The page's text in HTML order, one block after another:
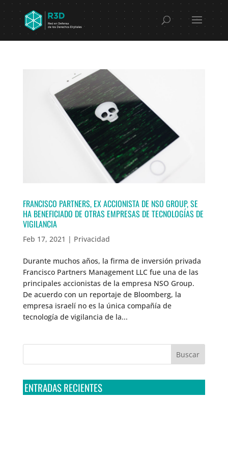
FRANCISCO PARTNERS, EX ACCIONISTA DE NSO GROUP, SE
HA BENEFICIADO DE OTRAS EMPRESAS DE TECNOLOGÍAS DE
VIGILANCIA
Feb 17, 2021 | Privacidad
Durante muchos años, la firma de inversión privada
Francisco Partners Management LLC fue una de las
principales accionistas de la empresa NSO Group.
De acuerdo con un reportaje de Bloomberg, la
empresa israelí no es la única compañía de
tecnología de vigilancia de la...
ENTRADAS RECIENTES